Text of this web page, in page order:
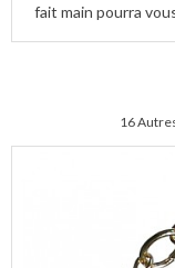
fait main pourra
16